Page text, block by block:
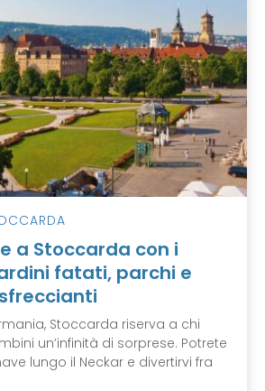
a Stoccarda con i
fatati, parchi e
Stoccarda riserva a chi
un’infinità di sorprese. Potrete
lungo il Neckar e divertirvi fra